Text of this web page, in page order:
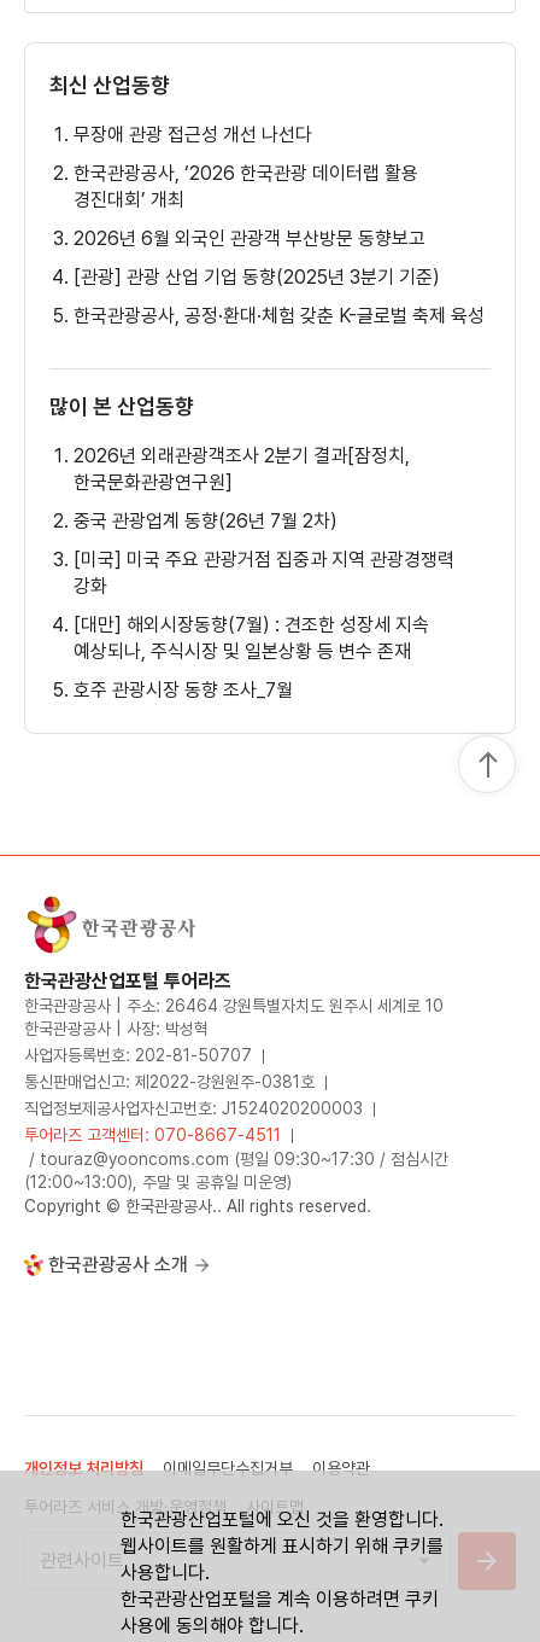
최신 산업동향
무장애 관광 접근성 개선 나선다
한국관광공사, ‘2026 한국관광 데이터랩 활용
경진대회’ 개최
2026년 6월 외국인 관광객 부산방문 동향보고
[관광] 관광 산업 기업 동향(2025년 3분기 기준)
한국관광공사, 공정·환대·체험 갖춘 K-글로벌 축제 육성
많이 본 산업동향
2026년 외래관광객조사 2분기 결과[잠정치,
한국문화관광연구원]
중국 관광업계 동향(26년 7월 2차)
[미국] 미국 주요 관광거점 집중과 지역 관광경쟁력
강화
[대만] 해외시장동향(7월) : 견조한 성장세 지속
예상되나, 주식시장 및 일본상황 등 변수 존재
호주 관광시장 동향 조사_7월
한국관광산업포털 투어라즈
한국관광공사 | 주소: 26464 강원특별자치도 원주시 세계로 10
한국관광공사 | 사장: 박성혁
사업자등록번호: 202-81-50707
통신판매업신고: 제2022-강원원주-0381호
직업정보제공사업자신고번호: J1524020200003
투어라즈 고객센터: 070-8667-4511
/ touraz@yooncoms.com (평일 09:30~17:30 / 점심시간
(12:00~13:00), 주말 및 공휴일 미운영)
Copyright © 한국관광공사.. All rights reserved.
한국관광공사 소개
개인정보 처리방침 이메일무단수집거부
이용약관
투어라즈 서비스 개방·운영정책
사이트맵
한국관광산업포털에 오신 것을 환영합니다.
웹사이트를 원활하게 표시하기 위해 쿠키를
사용합니다.
한국관광산업포털을 계속 이용하려면 쿠키
사용에 동의해야 합니다.